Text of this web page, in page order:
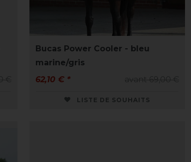
Bucas Power Cooler - bleu
marine/gris
62,10 € *
LISTE DE SOUHAITS